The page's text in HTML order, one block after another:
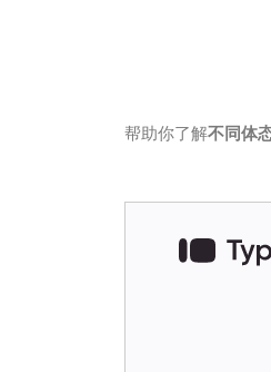
帮助你了解不同体